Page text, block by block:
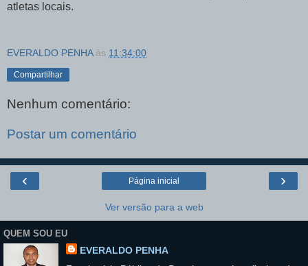
atletas locais.
EVERALDO PENHA às 11:34:00
Compartilhar
Nenhum comentário:
Postar um comentário
‹ ›
Página inicial
Ver versão para a web
QUEM SOU EU
EVERALDO PENHA